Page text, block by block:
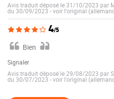
Avis traduit déposé le 31/10/2023 par
du 30/09/2023 -voir l'original
4/5
Bien
Signaler
Avis traduit déposé le 29/08/2023 par
du 30/07/2023 -voir l'original